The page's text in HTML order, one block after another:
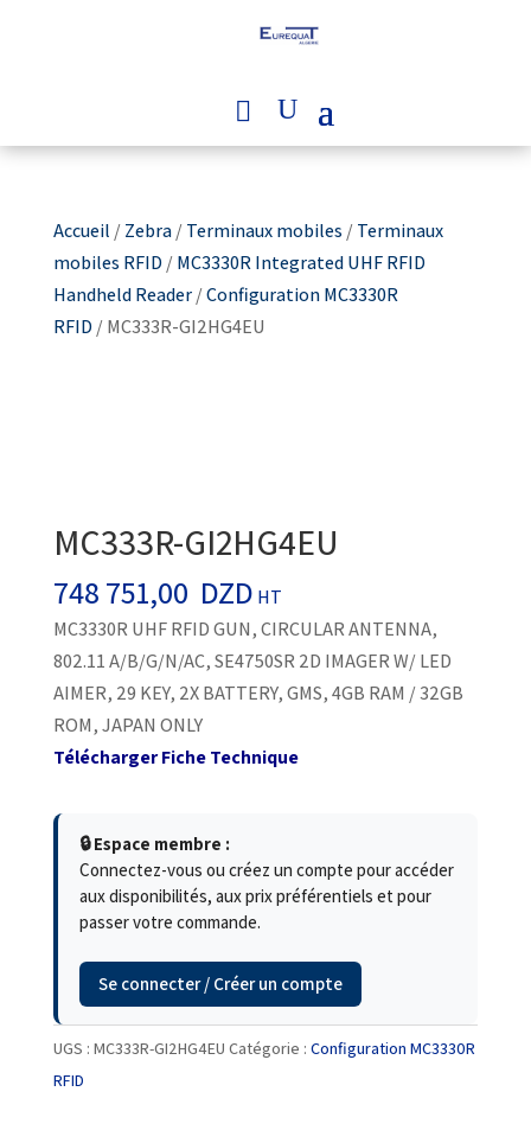
Accueil /Zebra/Terminaux mobiles /Terminaux
mobiles RFID/MC3330R Integrated UHF RFID
Handheld Reader/Configuration MC3330R
RFID/ MC333R-GI2HG4EU
MC333R-GI2HG4EU
748 751,00 DZD HT
MC3330R UHF RFID GUN, CIRCULAR ANTENNA,
802.11 A/B/G/N/AC, SE4750SR 2D IMAGER W/ LED
AIMER, 29 KEY, 2X BATTERY, GMS, 4GB RAM / 32GB
ROM, JAPAN ONLY
Télécharger Fiche Technique
🔒 Espace membre :
Connectez-vous ou créez un compte pour accéder
aux disponibilités, aux prix préférentiels et pour
passer votre commande.
Se connecter / Créer un compte
UGS : MC333R-GI2HG4EU Catégorie : Configuration MC3330R
RFID